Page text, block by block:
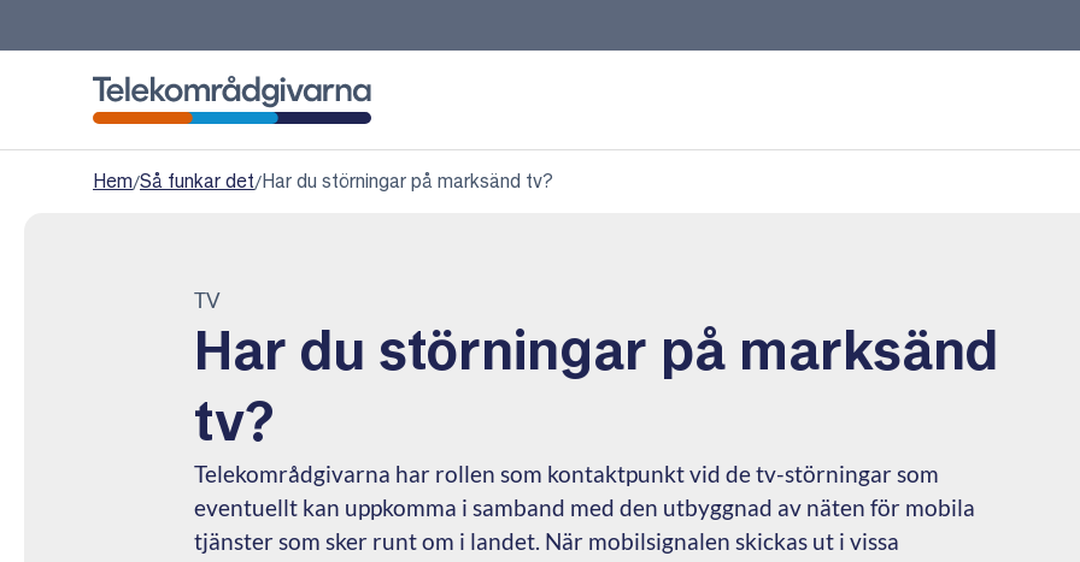
Hem/Så funkar det/Har du störningar på marksänd tv?
TV
Har du störningar på marksänd
tv?
Telekområdgivarna har rollen som kontaktpunkt vid de tv-störningar som
eventuellt kan uppkomma i samband med den utbyggnad av näten för mobila
tjänster som sker runt om i landet. När mobilsignalen skickas ut i vissa